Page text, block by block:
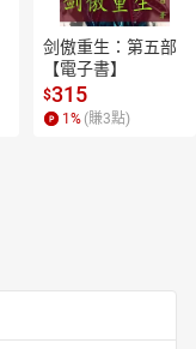
剑傲重生：第五部
【電子書】
$315
1 % (賺3點)